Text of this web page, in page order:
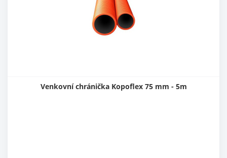
Venkovní chránička Kopoflex 75 mm - 5m